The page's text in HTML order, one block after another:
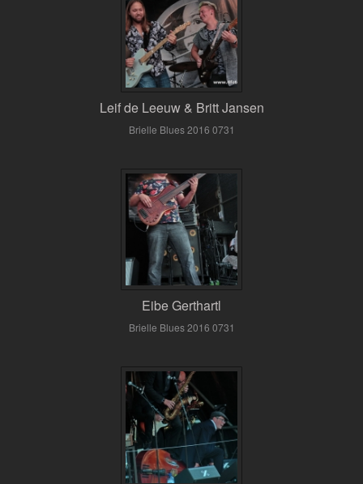
Leif de Leeuw & Britt Jansen
Brielle Blues 2016 0731
Eibe Gerthartl
Brielle Blues 2016 0731